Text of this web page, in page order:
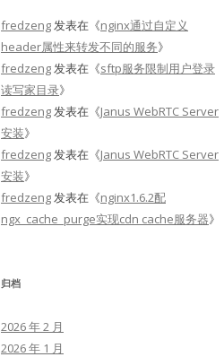
fredzeng发表在《nginx通过自定义
header属性来转发不同的服务》
fredzeng发表在《sftp服务限制用户登录
读写家目录》
fredzeng发表在《Janus WebRTC Server
安装》
fredzeng发表在《Janus WebRTC Server
安装》
fredzeng发表在《nginx1.6.2配
ngx_cache_purge实现cdn cache服务器》
归档
2026 年 2 月
2026 年 1 月